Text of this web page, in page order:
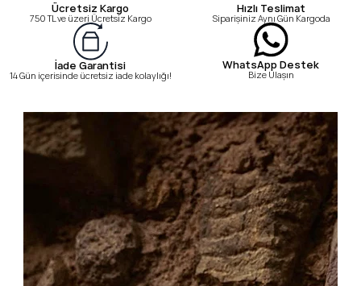
Ücretsiz Kargo
750 TL ve üzeri Ücretsiz Kargo
Hızlı Teslimat
Siparişiniz Aynı Gün Kargoda
İade Garantisi
14 Gün içerisinde ücretsiz iade kolaylığı!
WhatsApp Destek
Bize Ulaşın